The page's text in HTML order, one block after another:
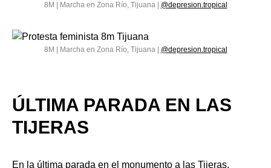
8M | Marcha en Zona Río, Tijuana | @depresion.tropical
8M | Marcha en Zona Río, Tijuana | @depresion.tropical
ÚLTIMA PARADA EN LAS
TIJERAS
En la última parada en el monumento a las Tijeras,